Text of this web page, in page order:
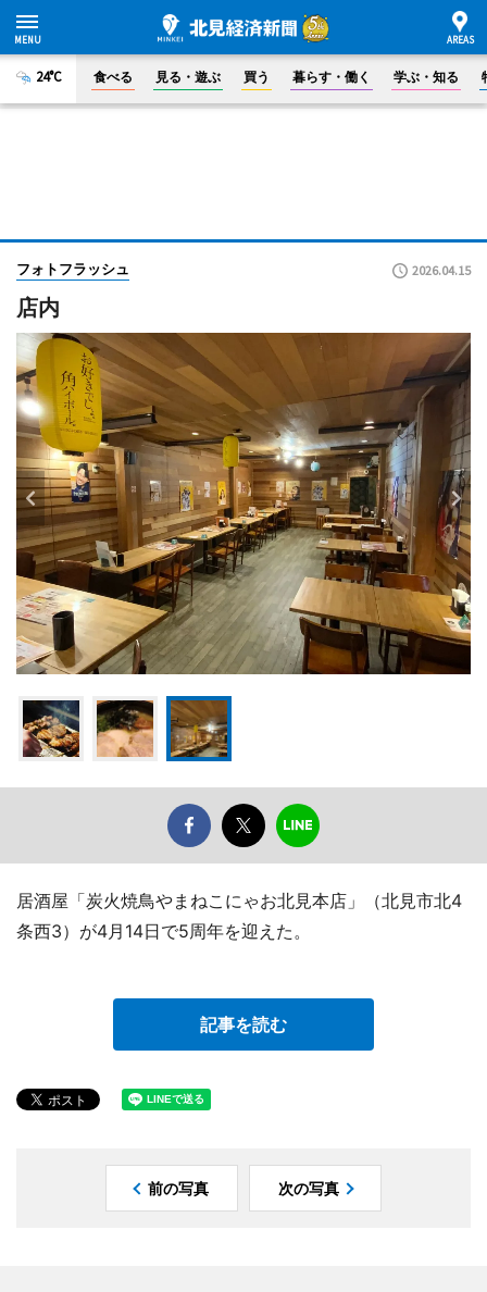
24°C 食べる 見る・遊ぶ 買う 暮らす・働く 学ぶ・知る
フォトフラッシュ 2026.04.15
店内
居酒屋「炭火焼鳥やまねこにゃお北見本店」（北見市北4
条西3）が4月14日で5周年を迎えた。
記事を読む
前の写真 次の写真